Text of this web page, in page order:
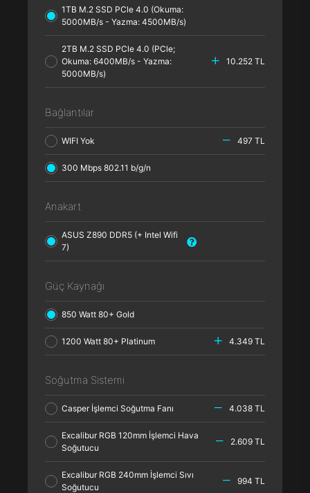
1TB M.2 SSD PCle 4.0 (Okuma:
5000MB/s - Yazma: 4500MB/s)
2TB M.2 SSD PCle 4.0 (PCle;
Okuma: 6400MB/s - Yazma:
5000MB/s)
10.252 TL
Bağlantılar
WIFI Yok 497 TL
300 Mbps 802.11 b/g/n
Anakart
ASUS Z890 DDR5 (+ Intel Wifi
7)
Güç Kaynağı
850 Watt 80+ Gold
1200 Watt 80+ Platinum 4.349 TL
Soğutma Sistemi
Casper İşlemci Soğutma Fanı 4.038 TL
Excalibur RGB 120mm İşlemci Hava
Soğutucu
2.609 TL
Excalibur RGB 240mm İşlemci Sıvı
Soğutucu
994 TL